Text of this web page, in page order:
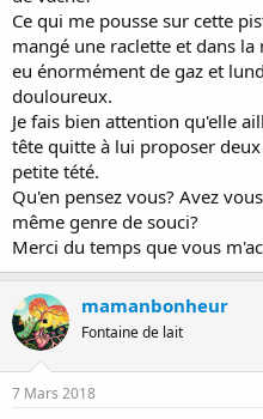
Ce qui me pousse sur cette
mangé une raclette et dans
eu énormément de gaz et
douloureux.
Je fais bien attention qu'elle
tête quitte à lui proposer
petite tété.
Qu'en pensez vous? Avez
même genre de souci?
Merci du temps que vous
mamanbonheur
Fontaine de lait
7 Mars 2018